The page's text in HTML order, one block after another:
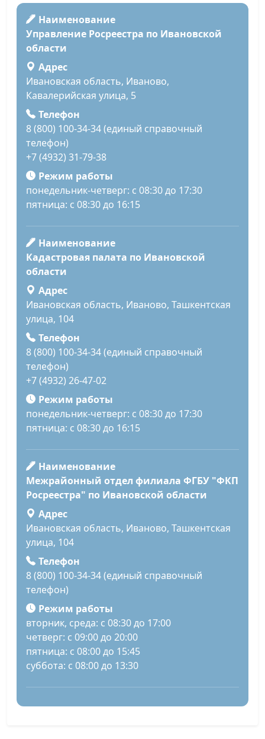
Наименование
Управление Росреестра по Ивановской
области
Адрес
Ивановская область, Иваново,
Кавалерийская улица, 5
Телефон
8 (800) 100-34-34 (единый справочный
телефон)
+7 (4932) 31-79-38
Режим работы
понедельник-четверг: с 08:30 до 17:30
пятница: с 08:30 до 16:15
Наименование
Кадастровая палата по Ивановской
области
Адрес
Ивановская область, Иваново, Ташкентская
улица, 104
Телефон
8 (800) 100-34-34 (единый справочный
телефон)
+7 (4932) 26-47-02
Режим работы
понедельник-четверг: с 08:30 до 17:30
пятница: с 08:30 до 16:15
Наименование
Межрайонный отдел филиала ФГБУ "ФКП
Росреестра" по Ивановской области
Адрес
Ивановская область, Иваново, Ташкентская
улица, 104
Телефон
8 (800) 100-34-34 (единый справочный
телефон)
Режим работы
вторник, среда: с 08:30 до 17:00
четверг: с 09:00 до 20:00
пятница: с 08:00 до 15:45
суббота: с 08:00 до 13:30